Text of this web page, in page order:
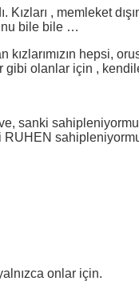
Kızları , memleket
bile bile …
kızlarımızın hepsi,
olanlar için ,
sanki
RUHEN
onlar için.